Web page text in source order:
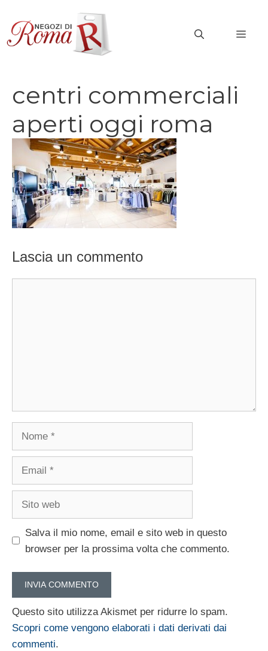
contenuto
centri commerciali
aperti oggi roma
Lascia un commento
Nome
Email
Sito
Salva il mio nome, email e sito web in questo
browser per la prossima volta che commento.
Questo sito utilizza Akismet per ridurre lo spam.
Scopri come vengono elaborati i dati derivati dai
commenti.